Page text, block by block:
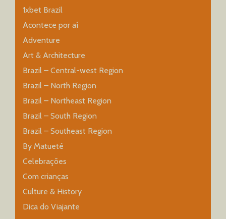
1xbet Brazil
Acontece por aí
Adventure
Art & Architecture
Brazil – Central-west Region
Brazil – North Region
Brazil – Northeast Region
Brazil – South Region
Brazil – Southeast Region
By Matueté
Celebrações
Com crianças
Culture & History
Dica do Viajante